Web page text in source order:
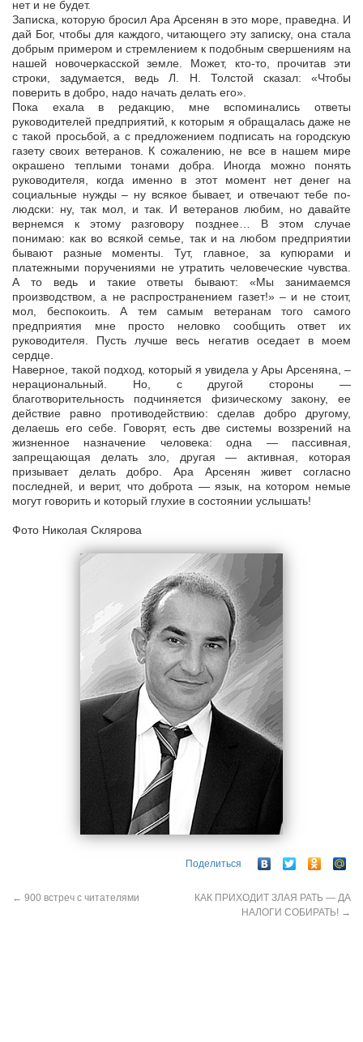
нет и не будет.
Записка, которую бросил Ара Арсенян в это море, праведна. И
дай Бог, чтобы для каждого, читающего эту записку, она стала
добрым примером и стремлением к подобным свершениям на
нашей новочеркасской земле. Может, кто-то, прочитав эти
строки, задумается, ведь Л. Н. Толстой сказал: «Чтобы
поверить в добро, надо начать делать его».
Пока ехала в редакцию, мне вспоминались ответы
руководителей предприятий, к которым я обращалась даже не
с такой просьбой, а с предложением подписать на городскую
газету своих ветеранов. К сожалению, не все в нашем мире
окрашено теплыми тонами добра. Иногда можно понять
руководителя, когда именно в этот момент нет денег на
социальные нужды – ну всякое бывает, и отвечают тебе по-
людски: ну, так мол, и так. И ветеранов любим, но давайте
вернемся к этому разговору позднее… В этом случае
понимаю: как во всякой семье, так и на любом предприятии
бывают разные моменты. Тут, главное, за купюрами и
платежными поручениями не утратить человеческие чувства.
А то ведь и такие ответы бывают: «Мы занимаемся
производством, а не распространением газет!» – и не стоит,
мол, беспокоить. А тем самым ветеранам того самого
предприятия мне просто неловко сообщить ответ их
руководителя. Пусть лучше весь негатив оседает в моем
сердце.
Наверное, такой подход, который я увидела у Ары Арсеняна, –
нерациональный. Но, с другой стороны —
благотворительность подчиняется физическому закону, ее
действие равно противодействию: сделав добро другому,
делаешь его себе. Говорят, есть две системы воззрений на
жизненное назначение человека: одна — пассивная,
запрещающая делать зло, другая — активная, которая
призывает делать добро. Ара Арсенян живет согласно
последней, и верит, что доброта — язык, на котором немые
могут говорить и который глухие в состоянии услышать!
Фото Николая Склярова
Поделиться
← 900 встреч с читателями
КАК ПРИХОДИТ ЗЛАЯ РАТЬ — ДА
НАЛОГИ СОБИРАТЬ! →